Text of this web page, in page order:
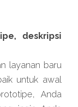
deskripsi
layanan baru
untuk awal
Anda